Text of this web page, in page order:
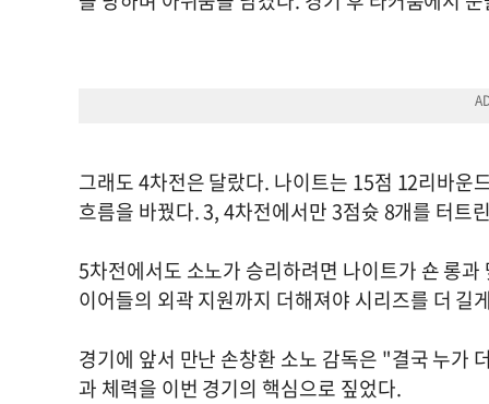
그래도 4차전은 달랐다. 나이트는 15점 12리바운
흐름을 바꿨다. 3, 4차전에서만 3점슛 8개를 터트
5차전에서도 소노가 승리하려면 나이트가 숀 롱
이어들의 외곽 지원까지 더해져야 시리즈를 더 길
경기에 앞서 만난 손창환 소노 감독은 "결국 누가
과 체력을 이번 경기의 핵심으로 짚었다.